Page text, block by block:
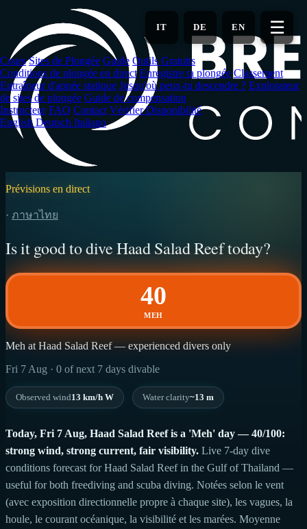
contenu
principal
EN
DE
IT ☰
Cours Sites de Plongée Guide Outils Gratuits
Conditions de plongée en direct Enregistre ta plongée Classement
Entraîneur d'apnée statique Jusqu'où peux-tu descendre ? Explorateur
de sites de plongée Guide de compensation
Instructeur FAQ Contact Vérifier Disponibilité
EnglishDeutsch Italiano
Prévisions en direct
· ภาษาไทย
Is it good to dive Haad Salad Reef today?
40
MEH
Meh at Haad Salad Reef — experienced divers only
Fri 7 Aug · 0 of next 7 days divable
Observed wind13 km/h W Water clarity~13 m
Today, Fri 7 Aug, Haad Salad Reef is a 'Meh' day — 40/100:
strong wind, strong current, fair visibility. Live 7-day dive
conditions forecast for Haad Salad Reef in the Gulf of Thailand —
useful for both freediving and scuba diving. Notées selon le vent
(avec exposition directionnelle propre à chaque site), les vagues, la
houle, le courant océanique, la visibilité et les marées. Moyenne